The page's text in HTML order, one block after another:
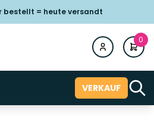
bestellt = heute versandt
0
VERKAUF